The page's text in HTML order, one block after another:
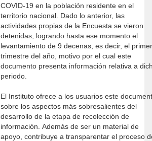
COVID-19 en la población residente en el
territorio nacional. Dado lo anterior, las
actividades propias de la Encuesta se vieron
detenidas, logrando hasta ese momento el
levantamiento de 9 decenas, es decir, el primer
trimestre del año, motivo por el cual este
documento presenta información relativa a
periodo.
El Instituto ofrece a los usuarios este
sobre los aspectos más sobresalientes del
desarrollo de la etapa de recolección de
información. Además de ser un material de
apoyo, contribuye a transparentar el proceso